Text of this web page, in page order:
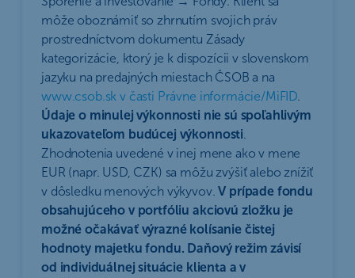
môže oboznámiť so zhrnutím svojich práv
prostredníctvom dokumentu Zásady
kategorizácie, ktorý je k dispozícii v slovenskom
jazyku na predajných miestach ČSOB a na
www.csob.sk v časti Právne informácie/MiFID.
Údaje o minulej výkonnosti nie sú spoľahlivým
ukazovateľom budúcej výkonnosti.
Zhodnotenia uvedené v inej mene ako v mene
EUR (napr. USD, CZK) sa môžu zvýšiť alebo znížiť
v dôsledku menových výkyvov.V prípade fondu
obsahujúceho v portfóliu akciovú zložku je
možné očakávať výrazné kolísanie čistej
hodnoty majetku fondu. Daňový režim závisí
od individuálnej situácie klienta a v